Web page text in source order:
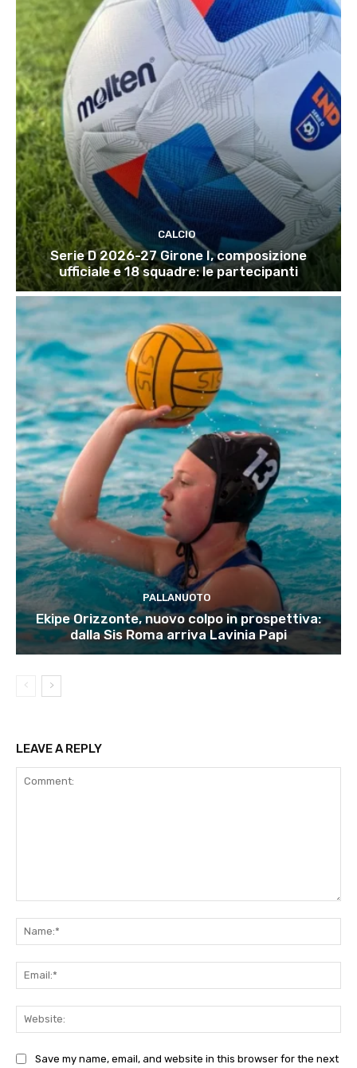
CALCIO
Serie D 2026-27 Girone I, composizione
ufficiale e 18 squadre: le partecipanti
PALLANUOTO
Ekipe Orizzonte, nuovo colpo in prospettiva:
dalla Sis Roma arriva Lavinia Papi
LEAVE A REPLY
Save my name, email, and website in this browser for the next